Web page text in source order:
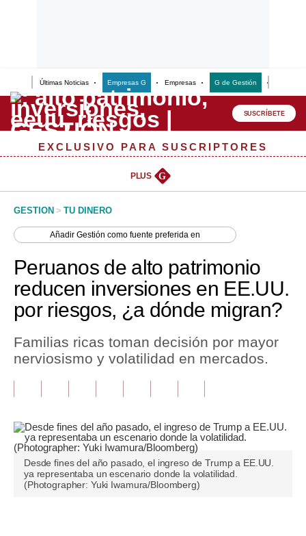
Últimas Noticias Empresas G Empresas G de Gestión
Lo último
Peru Quiosco
Management & Empleo
Perú
Política
Finanzas Personales
Opinión
Editorial
SUSCRÍBETE
EXCLUSIVO PARA SUSCRIPTORES
PLUS G
GESTION > TU DINERO
AñadirGestión como fuente preferida en
Peruanos de alto patrimonio
reducen inversiones en EE.UU.
por riesgos, ¿a dónde migran?
Familias ricas toman decisión por mayor
nerviosismo y volatilidad en mercados.
Desde fines del año pasado, el ingreso de Trump a EE.UU.
ya representaba un escenario donde la volatilidad.
(Photographer: Yuki Iwamura/Bloomberg)